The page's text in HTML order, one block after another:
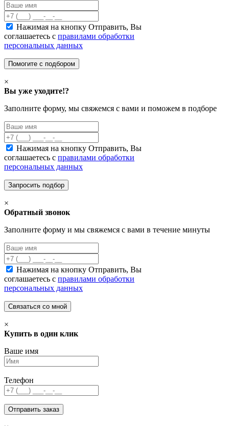
Нажимая на кнопку Отправить, Вы
соглашаетесь с правилами обработки
персональных данных
×
Вы уже уходите!?
Заполните форму, мы свяжемся с вами и поможем в подборе
Нажимая на кнопку Отправить, Вы
соглашаетесь с правилами обработки
персональных данных
×
Обратный звонок
Заполните форму и мы свяжемся с вами в течение минуты
Нажимая на кнопку Отправить, Вы
соглашаетесь с правилами обработки
персональных данных
×
Купить в один клик
Ваше имя
Телефон